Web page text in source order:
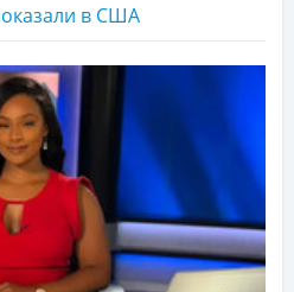
в США